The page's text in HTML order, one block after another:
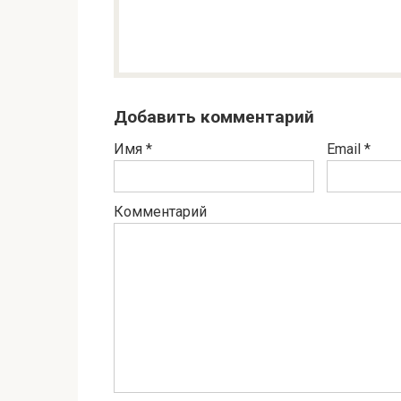
Добавить комментарий
Имя * Email *
Комментарий